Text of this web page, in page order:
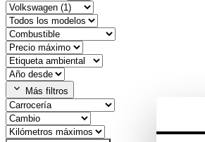
expand_more Más filtros